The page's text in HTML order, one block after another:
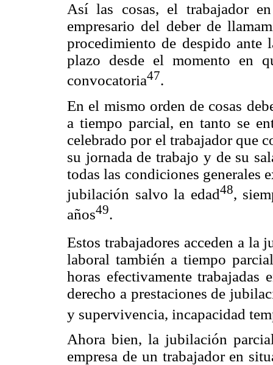
Así las cosas, el trabajador
empresario del deber de
procedimiento de despido ante
plazo desde el momento en
convocatoria47.
En el mismo orden de cosas
a tiempo parcial, en tanto se
celebrado por el trabajador que
su jornada de trabajo y de su
todas las condiciones generales
jubilación salvo la edad48,
años49.
Estos trabajadores acceden a la
laboral también a tiempo
horas efectivamente trabajadas
derecho a prestaciones de
y supervivencia, incapacidad
Ahora bien, la jubilación
empresa de un trabajador en